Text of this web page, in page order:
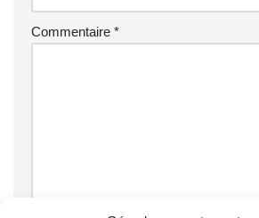
Commentaire *